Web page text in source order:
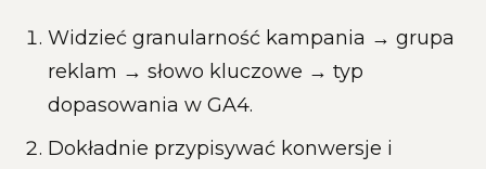
Widzieć granularność kampania → grupa
reklam → słowo kluczowe → typ
dopasowania w GA4.
Dokładnie przypisywać konwersje i